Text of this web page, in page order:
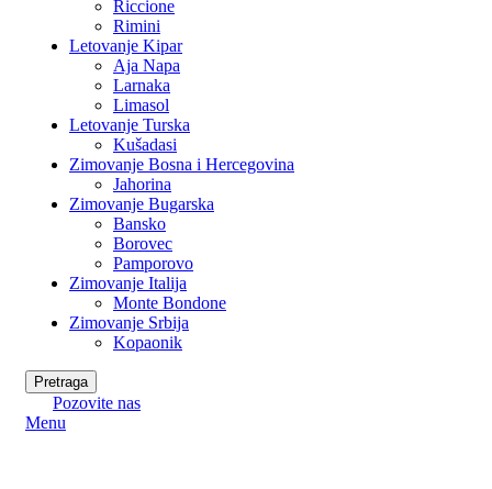
Riccione
Rimini
Letovanje Kipar
Aja Napa
Larnaka
Limasol
Letovanje Turska
Kušadasi
Zimovanje Bosna i Hercegovina
Jahorina
Zimovanje Bugarska
Bansko
Borovec
Pamporovo
Zimovanje Italija
Monte Bondone
Zimovanje Srbija
Kopaonik
Pretraga
Pozovite nas
Menu